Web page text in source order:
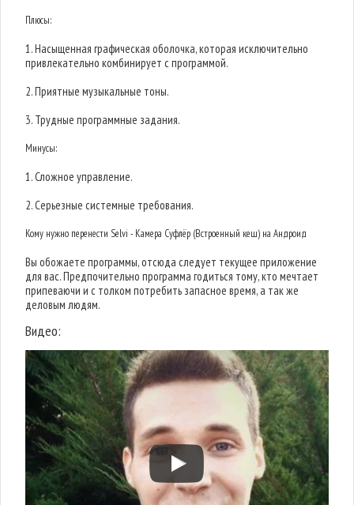
Плюсы:
1. Насыщенная графическая оболочка, которая исключительно
привлекательно комбинирует с программой.
2. Приятные музыкальные тоны.
3. Трудные программные задания.
Минусы:
1. Сложное управление.
2. Серьезные системные требования.
Кому нужно перенести Selvi - Камера Суфлёр (Встроенный кеш) на Андроид
Вы обожаете программы, отсюда следует текущее приложение
для вас. Предпочительно программа годиться тому, кто мечтает
припеваючи и с толком потребить запасное время, а так же
деловым людям.
Видео: